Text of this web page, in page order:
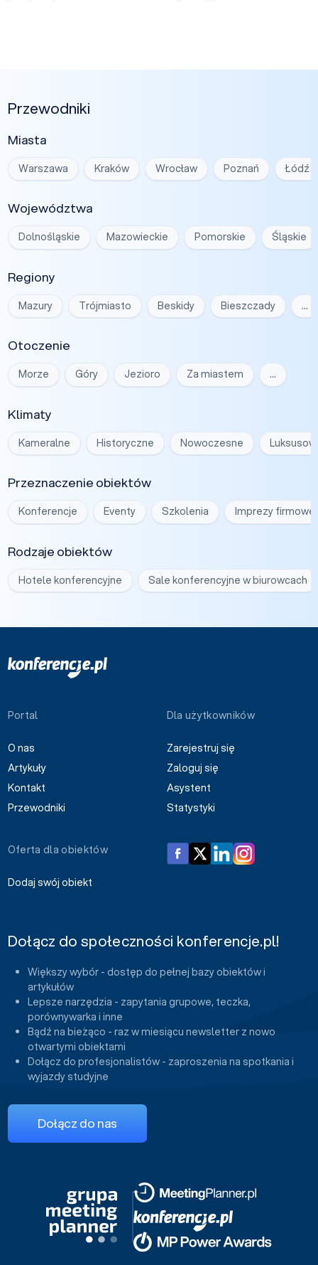
Przewodniki
Miasta
Warszawa Kraków Wrocław Poznań Łódź
Województwa
Dolnośląskie Mazowieckie Pomorskie Śląskie
Regiony
Mazury Trójmiasto Beskidy Bieszczady …
Otoczenie
Morze Góry Jezioro Za miastem …
Klimaty
Kameralne Historyczne Nowoczesne
Przeznaczenie obiektów
Konferencje Eventy Szkolenia Imprezy firmowe
Rodzaje obiektów
Hotele konferencyjne Sale konferencyjne w biurowcach
Portal
O nas
Artykuły
Kontakt
Przewodniki
Dla użytkowników
Zarejestruj się
Zaloguj się
Asystent
Statystyki
Oferta dla obiektów
Dodaj swój obiekt
Dołącz do społeczności konferencje.pl!
Większy wybór - dostęp do pełnej bazy obiektów i
artykułów
Lepsze narzędzia - zapytania grupowe, teczka,
porównywarka i inne
Bądź na bieżąco - raz w miesiącu newsletter z nowo
otwartymi obiektami
Dołącz do profesjonalistów - zaproszenia na spotkania i
wyjazdy studyjne
Dołącz do nas